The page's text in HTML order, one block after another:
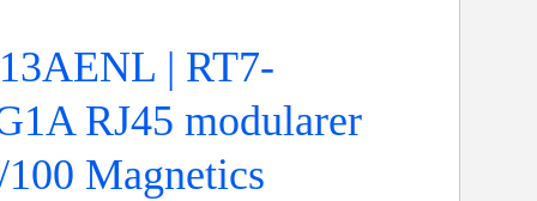
| RT7-
RJ45 modularer
Magnetics